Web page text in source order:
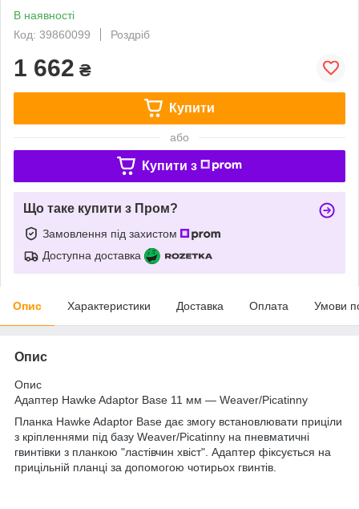
В наявності
Код: 39860099
Роздріб
1 662 ₴
Купити
або
Купити з
Що таке купити з Пром?
Замовлення під захистом
Доступна доставка
Опис Характеристики Доставка Оплата Умови
Опис
Опис
Адаптер HawkeAdaptor Base 11 мм — Weaver/Picatinny
Планка Hawke Adaptor Base дає змогу встановлювати приціли
з кріпленнями під базу Weaver/Picatinny на пневматичні
гвинтівки з планкою "ластівчин хвіст". Адаптер фіксується на
прицільній планці за допомогою чотирьох гвинтів.